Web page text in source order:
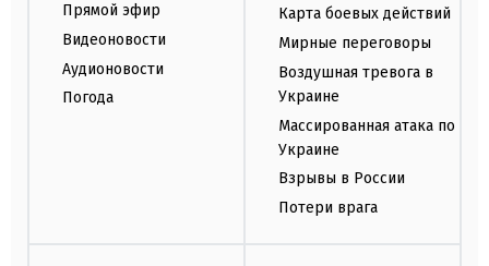
Прямой эфир
Видеоновости
Аудионовости
Погода
Карта боевых действий
Мирные переговоры
Воздушная тревога в
Украине
Массированная атака по
Украине
Взрывы в России
Потери врага